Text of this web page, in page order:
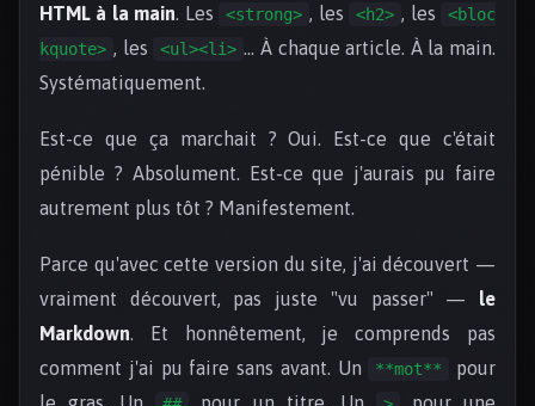
HTML à la main. Les <strong> , les <h2> , les
<bloc
kquote> , les <ul><li> … À chaque article. À la main.
Systématiquement.
Est-ce que ça marchait ? Oui. Est-ce que c'était
pénible ? Absolument. Est-ce que j'aurais pu faire
autrement plus tôt ? Manifestement.
Parce qu'avec cette version du site, j'ai découvert —
vraiment découvert, pas juste "vu passer" — le
Markdown. Et honnêtement, je comprends pas
comment j'ai pu faire sans avant. Un
**mot**
pour